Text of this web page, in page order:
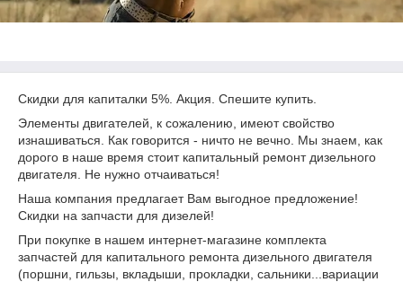
Скидки для капиталки 5%. Акция. Спешите купить.
Элементы двигателей, к сожалению, имеют свойство
изнашиваться. Как говорится - ничто не вечно. Мы знаем, как
дорого в наше время стоит капитальный ремонт дизельного
двигателя. Не нужно отчаиваться!
Наша компания предлагает Вам выгодное предложение!
Скидки на запчасти для дизелей!
При покупке в нашем интернет-магазине комплекта
запчастей для капитального ремонта дизельного двигателя
(поршни, гильзы, вкладыши, прокладки, сальники...вариации